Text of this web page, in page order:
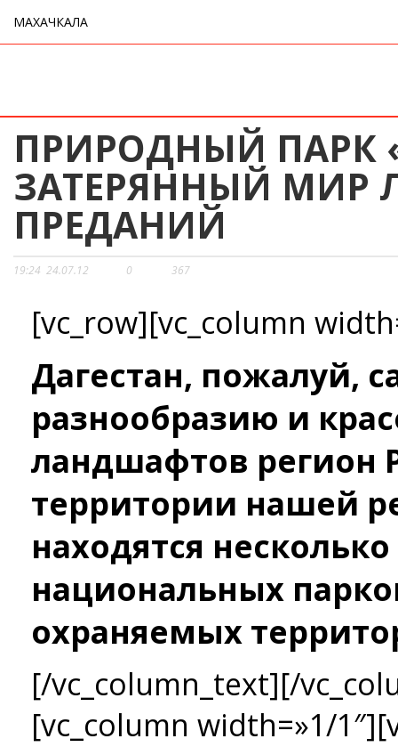
МАХАЧКАЛА
ПРИРОДНЫЙ ПАРК
ЗАТЕРЯННЫЙ МИР
ПРЕДАНИЙ
19:24 24.07.12 0 367
[vc_row][vc_column
Дагестан, пожалуй,
разнообразию и
ландшафтов регион
территории нашей
находятся
национальных
охраняемых
[/vc_column_text][/
[vc_column width=»1/